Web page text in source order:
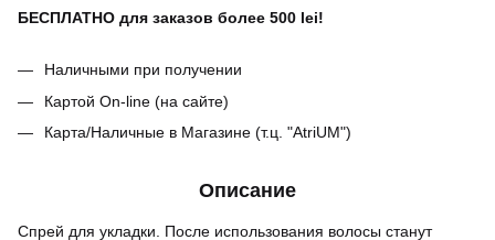
БЕСПЛАТНО для заказов более 500 lei!
Наличными при получении
Картой On-line (на сайте)
Карта/Наличные в Магазине (т.ц. "AtriUM")
Описание
Спрей для укладки. После использования волосы станут